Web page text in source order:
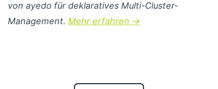
von ayedo für deklaratives Multi-Cluster-
Management. Mehr erfahren →